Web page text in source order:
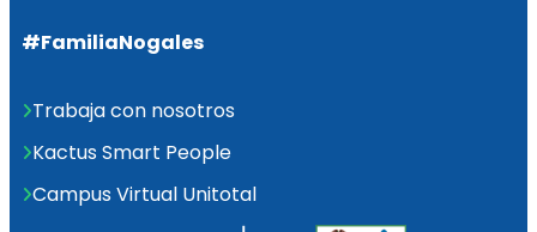
#FamiliaNogales
Trabaja con nosotros
Kactus Smart People
Campus Virtual Unitotal